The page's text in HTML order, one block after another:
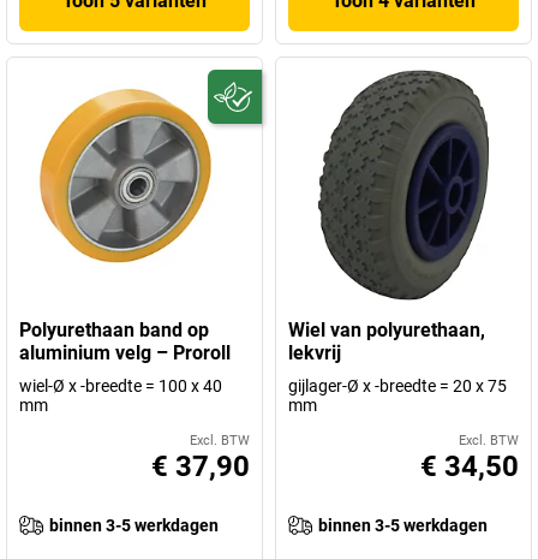
Polyurethaan band op
aluminium velg – Proroll
wiel-Ø x -breedte = 100 x 40
mm
Excl. BTW
€ 37,90
binnen 3-5 werkdagen
Wiel van polyurethaan,
lekvrij
gijlager-Ø x -breedte = 20 x 75
mm
Excl. BTW
€ 34,50
binnen 3-5 werkdagen